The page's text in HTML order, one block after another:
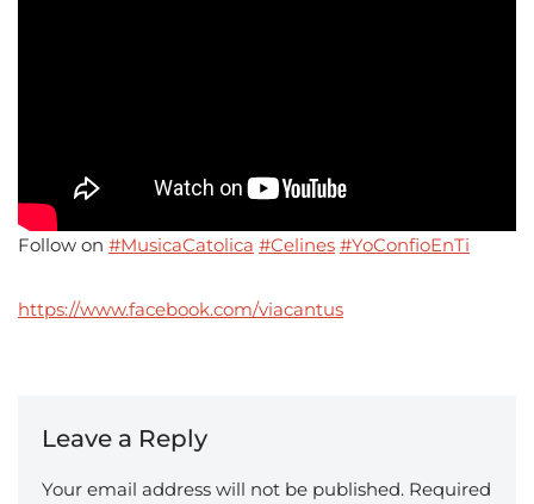
Follow on #MusicaCatolica #Celines #YoConfioEnTi
https://www.facebook.com/viacantus
Leave a Reply
Your email address will not be published. Required